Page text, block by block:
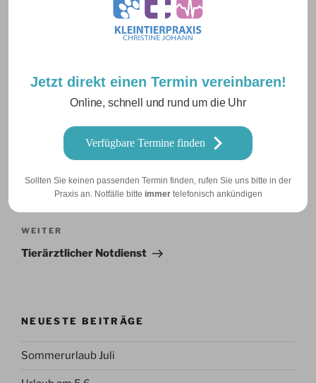
Jetzt direkt einen Termin vereinbaren!
Online, schnell und rund um die Uhr
Verfügbare Termine finden
Sollten Sie keinen passenden Termin finden, rufen Sie uns bitte in der
Praxis an. Notfälle bitte immertelefonisch ankündigen
Vorheriger
Beitrag
ZURÜCK
Ein Labrador kommt selten…
Nächster
Beitrag
WEITER
Tierärztlicher Notdienst
NEUESTE BEITRÄGE
Sommerurlaub Juli